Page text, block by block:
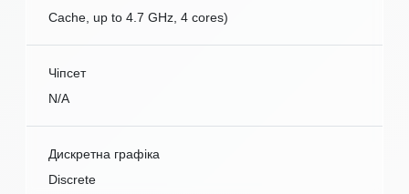
Cache, up to 4.7 GHz, 4 cores)
Чіпсет
N/A
Дискретна графіка
Discrete